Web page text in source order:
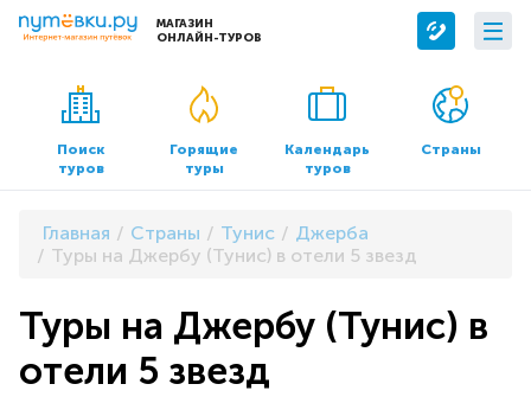
МАГАЗИН
ОНЛАЙН-ТУРОВ
Сервисы
Бронирование отелей
Трансфер
О компании
О нас
Контакты
Документы и реквизиты
Поиск
туров
Горящие
туры
Календарь
туров
Страны
Главная Страны Тунис
Джерба
Туры на Джербу (Тунис) в отели 5 звезд
Туры на Джербу (Тунис) в
отели 5 звезд